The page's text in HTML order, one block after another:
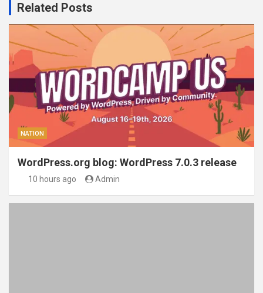
Related Posts
NATION
WordPress.org blog: WordPress 7.0.3 release
10 hours ago Admin